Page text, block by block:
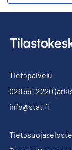
Tietopalvelu
029 551 2220
info@stat.fi
Tietosuojaseloste